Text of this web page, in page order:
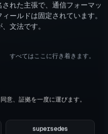
れた主張で、通信フォーマッ
ールドは固定されています。
文法です。
すべてはここに行き着きます。
意、証拠を一度に運びます。
supersedes